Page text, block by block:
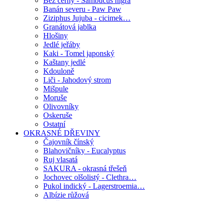
Banán severu - Paw Paw
Ziziphus Jujuba - cicimek…
Granátová jablka
Hlošiny
Jedlé jeřáby
Kaki - Tomel japonský
Kaštany jedlé
Kdouloně
Liči - Jahodový strom
Mišpule
Moruše
Olivovníky
Oskeruše
Ostatní
OKRASNÉ DŘEVINY
Čajovník čínský
Blahovičníky - Eucalyptus
Ruj vlasatá
SAKURA - okrasná třešeň
Jochovec olšolistý - Clethra…
Pukol indický - Lagerstroemia…
Albízie růžová